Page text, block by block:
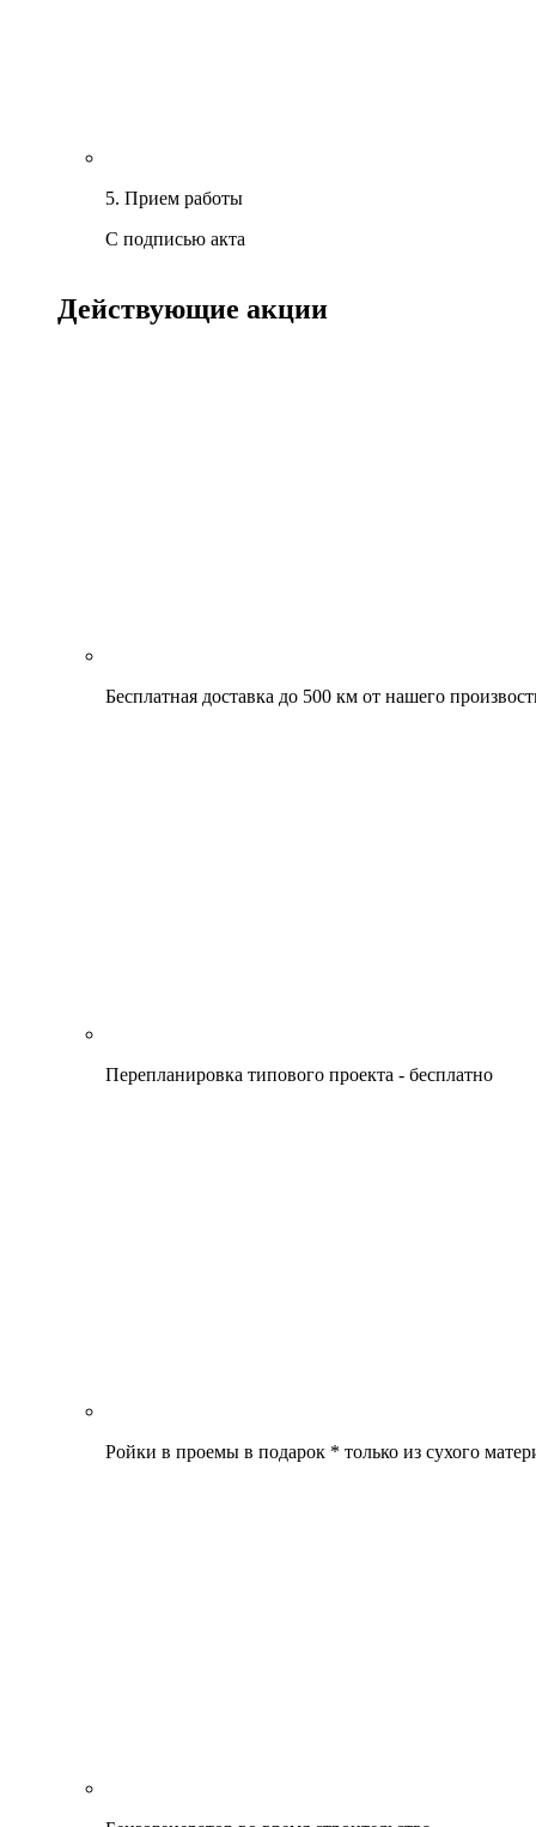
5. Прием работы
С подписью акта
Действующие акции
Бесплатная доставка до 500 км от нашего
Перепланировка типового проекта - бесплатно
Ройки в проемы в подарок * только из сухого